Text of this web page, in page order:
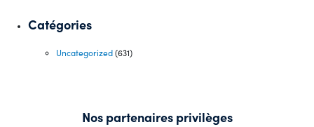
Catégories
Uncategorized(631)
Nos partenaires privilèges